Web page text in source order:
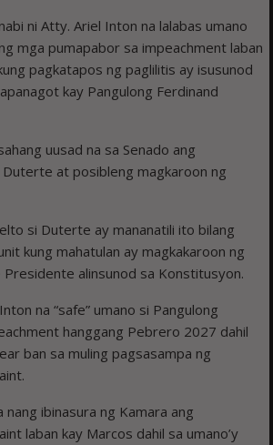
ni Atty. Ariel Inton na lalabas umano
mga pumapabor sa impeachment laban
pagkatapos ng paglilitis ay isusunod
kay Pangulong Ferdinand
uusad na sa Senado ang
at posibleng magkaroon ng
si Duterte ay mananatili ito bilang
kung mahatulan ay magkakaroon ng
Presidente alinsunod sa Konstitusyon.
na “safe” umano si Pangulong
hanggang Pebrero 2027 dahil
ban sa muling pagsasampa ng
nang ibinasura ng Kamara ang
laban kay Marcos dahil sa umano’y